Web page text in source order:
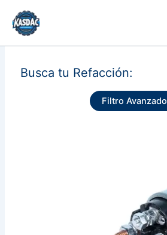
contenido
Busca tu Refacción:
Filtro Avanzado